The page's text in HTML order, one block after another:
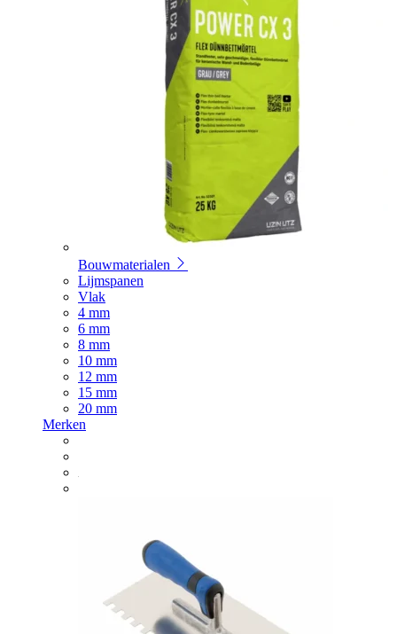
Bouwmaterialen
Lijmspanen
Vlak
4 mm
6 mm
8 mm
10 mm
12 mm
15 mm
20 mm
Merken